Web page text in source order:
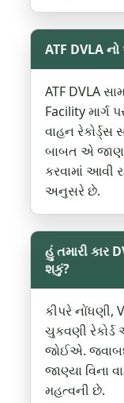
ATF DVLA
ATF DVLA
Facility માર્ગ
વાહન રેકોર્ડ્સ
બાબત એ જાણવું
કરવામાં આવી
અનુસરે છે.
હું તમારી કાર
શકું?
કીપરે નોંધણી,
ચુકવણી રેકોર્ડ
જોઈએ.
જાણ્યા વિના
મહત્વની છે.